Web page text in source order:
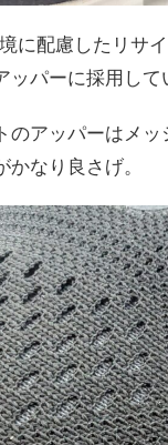
に配慮したリサ
パーに採用して
のアッパーはメッ
なり良さげ。